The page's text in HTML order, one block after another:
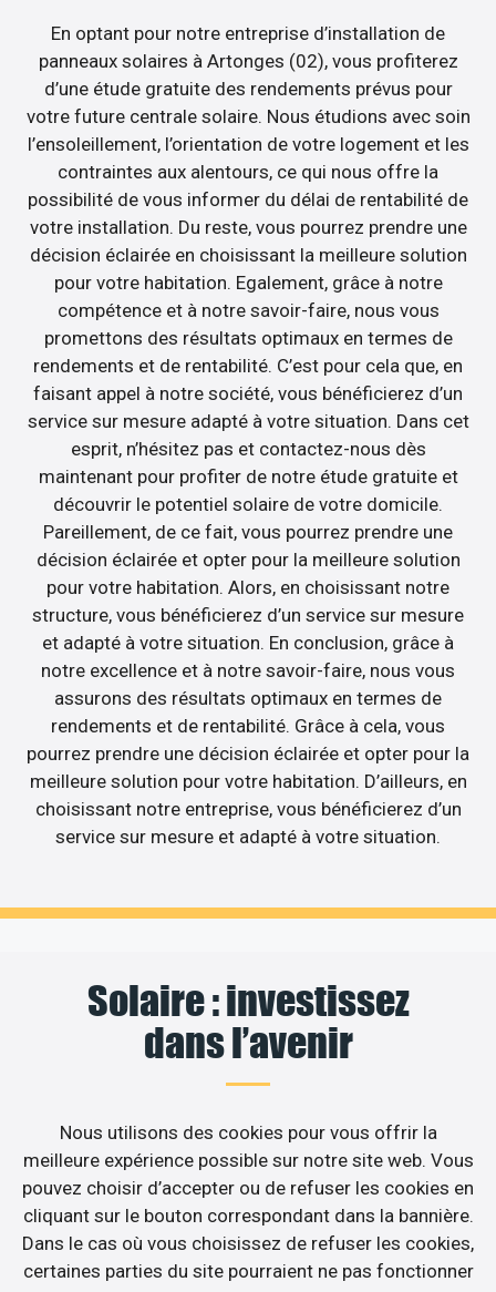
En optant pour notre entreprise d’installation de
panneaux solaires à Artonges (02), vous profiterez
d’une étude gratuite des rendements prévus pour
votre future centrale solaire. Nous étudions avec soin
l’ensoleillement, l’orientation de votre logement et les
contraintes aux alentours, ce qui nous offre la
possibilité de vous informer du délai de rentabilité de
votre installation. Du reste, vous pourrez prendre une
décision éclairée en choisissant la meilleure solution
pour votre habitation. Egalement, grâce à notre
compétence et à notre savoir-faire, nous vous
promettons des résultats optimaux en termes de
rendements et de rentabilité. C’est pour cela que, en
faisant appel à notre société, vous bénéficierez d’un
service sur mesure adapté à votre situation. Dans cet
esprit, n’hésitez pas et contactez-nous dès
maintenant pour profiter de notre étude gratuite et
découvrir le potentiel solaire de votre domicile.
Pareillement, de ce fait, vous pourrez prendre une
décision éclairée et opter pour la meilleure solution
pour votre habitation. Alors, en choisissant notre
structure, vous bénéficierez d’un service sur mesure
et adapté à votre situation. En conclusion, grâce à
notre excellence et à notre savoir-faire, nous vous
assurons des résultats optimaux en termes de
rendements et de rentabilité. Grâce à cela, vous
pourrez prendre une décision éclairée et opter pour la
meilleure solution pour votre habitation. D’ailleurs, en
choisissant notre entreprise, vous bénéficierez d’un
service sur mesure et adapté à votre situation.
Solaire : investissez
dans l’avenir
Nous utilisons des cookies pour vous offrir la
meilleure expérience possible sur notre site web. Vous
pouvez choisir d’accepter ou de refuser les cookies en
cliquant sur le bouton correspondant dans la bannière.
Dans le cas où vous choisissez de refuser les cookies,
certaines parties du site pourraient ne pas fonctionner